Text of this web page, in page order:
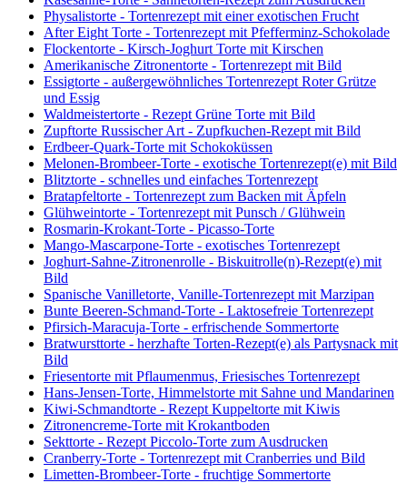
Physalistorte - Tortenrezept mit einer exotischen Frucht
After Eight Torte - Tortenrezept mit Pfefferminz-Schokolade
Flockentorte - Kirsch-Joghurt Torte mit Kirschen
Amerikanische Zitronentorte - Tortenrezept mit Bild
Essigtorte - außergewöhnliches Tortenrezept Roter Grütze
und Essig
Waldmeistertorte - Rezept Grüne Torte mit Bild
Zupftorte Russischer Art - Zupfkuchen-Rezept mit Bild
Erdbeer-Quark-Torte mit Schokoküssen
Melonen-Brombeer-Torte - exotische Tortenrezept(e) mit Bild
Blitztorte - schnelles und einfaches Tortenrezept
Bratapfeltorte - Tortenrezept zum Backen mit Äpfeln
Glühweintorte - Tortenrezept mit Punsch / Glühwein
Rosmarin-Krokant-Torte - Picasso-Torte
Mango-Mascarpone-Torte - exotisches Tortenrezept
Joghurt-Sahne-Zitronenrolle - Biskuitrolle(n)-Rezept(e) mit
Bild
Spanische Vanilletorte, Vanille-Tortenrezept mit Marzipan
Bunte Beeren-Schmand-Torte - Laktosefreie Tortenrezept
Pfirsich-Maracuja-Torte - erfrischende Sommertorte
Bratwursttorte - herzhafte Torten-Rezept(e) als Partysnack mit
Bild
Friesentorte mit Pflaumenmus, Friesisches Tortenrezept
Hans-Jensen-Torte, Himmelstorte mit Sahne und Mandarinen
Kiwi-Schmandtorte - Rezept Kuppeltorte mit Kiwis
Zitronencreme-Torte mit Krokantboden
Sekttorte - Rezept Piccolo-Torte zum Ausdrucken
Cranberry-Torte - Tortenrezept mit Cranberries und Bild
Limetten-Brombeer-Torte - fruchtige Sommertorte